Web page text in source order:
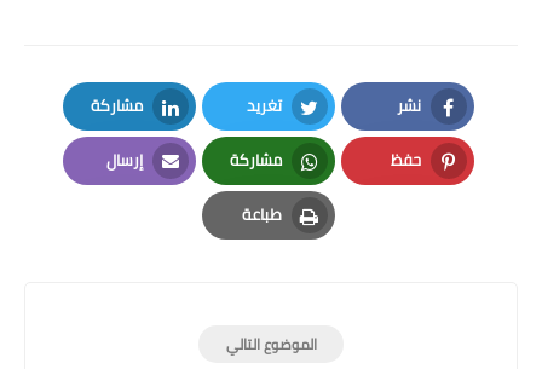
نشر
Facebook
تغريد
Twitter
مشاركة
LinkedIn
حفظ
Pinterest
مشاركة
Whatsapp
إرسال
Email
طباعة
Print
الموضوع التالي